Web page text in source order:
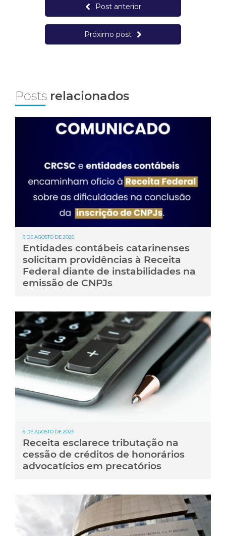
Post anterior
Próximo post
Posts relacionados
6 DE AGOSTO DE 2026
Entidades contábeis catarinenses
solicitam providências à Receita
Federal diante de instabilidades na
emissão de CNPJs
6 DE AGOSTO DE 2026
Receita esclarece tributação na
cessão de créditos de honorários
advocatícios em precatórios